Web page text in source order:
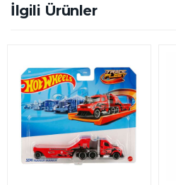
İlgili Ürünler